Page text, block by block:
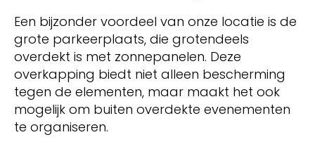
Een bijzonder voordeel van onze locatie is de
grote parkeerplaats, die grotendeels
overdekt is met zonnepanelen. Deze
overkapping biedt niet alleen bescherming
tegen de elementen, maar maakt het ook
mogelijk om buiten overdekte evenementen
te organiseren.